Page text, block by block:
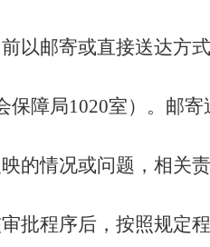
以邮寄或直接送达方
障局1020室）。邮
的情况或问题，相关
批程序后，按照规定程